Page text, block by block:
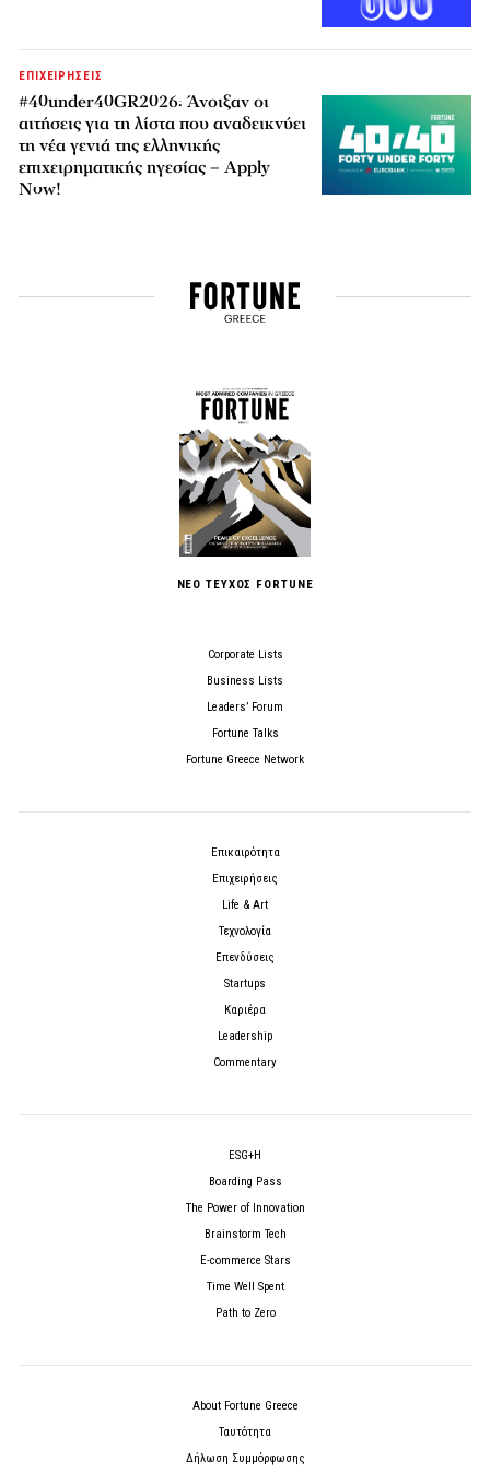
ΕΠΙΧΕΙΡΗΣΕΙΣ
#40under40GR2026: Άνοιξαν οι
αιτήσεις για τη λίστα που αναδεικνύει
τη νέα γενιά της ελληνικής
επιχειρηματικής ηγεσίας – Apply
Now!
ΝΕΟ ΤΕΥΧΟΣ FORTUNE
Corporate Lists
Business Lists
Leaders’ Forum
Fortune Talks
Fortune Greece Network
Επικαιρότητα
Επιχειρήσεις
Life & Art
Τεχνολογία
Επενδύσεις
Startups
Καριέρα
Leadership
Commentary
ESG+H
Boarding Pass
The Power of Innovation
Brainstorm Tech
E-commerce Stars
Time Well Spent
Path to Zero
About Fortune Greece
Ταυτότητα
Δήλωση Συμμόρφωσης